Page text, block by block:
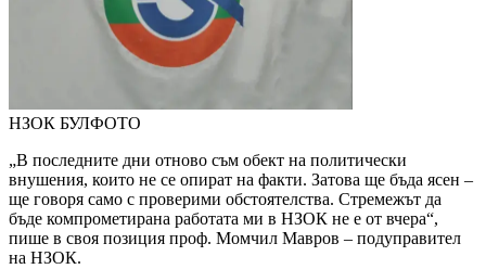
НЗОК БУЛФОТО
„В последните дни отново съм обект на политически
внушения, които не се опират на факти. Затова ще бъда ясен –
ще говоря само с проверими обстоятелства. Стремежът да
бъде компрометирана работата ми в НЗОК не е от вчера“,
пише в своя позиция проф. Момчил Мавров – подуправител
на НЗОК.